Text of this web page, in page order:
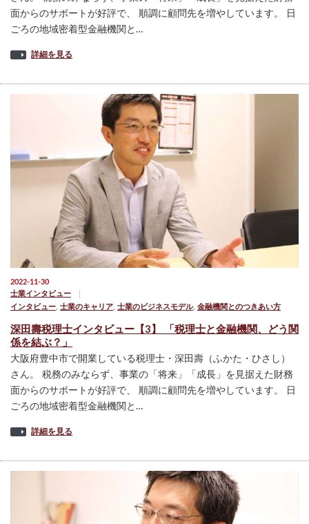
面からのサポートが好評で、 順調に顧問先を増やしています。 日
ごろの地域密着型金融機関と…
詳細を見る
2022-11-30
士業インタビュー
インタビュー 士業のキャリア 士業のビジネスモデル, 金融機関とのつきあい方
深田壽税理士インタビュー【3】 「税理士と金融機関、どう関
係を結ぶ？」
大阪府豊中市で開業している税理士・深田壽（ふかた・ひさし）
さん。 税務のみならず、事業の「将来」「成長」を見据えた財務
面からのサポートが好評で、 順調に顧問先を増やしています。 日
ごろの地域密着型金融機関と…
詳細を見る